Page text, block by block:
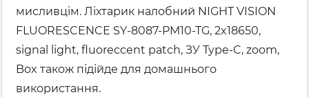
мисливцім. Ліхтарик налобний NIGHT VISION
FLUORESCENCE SY-8087-PM10-TG, 2x18650,
signal light, fluoreccent patch, ЗУ Type-C, zoom,
Box також підійде для домашнього
використання.